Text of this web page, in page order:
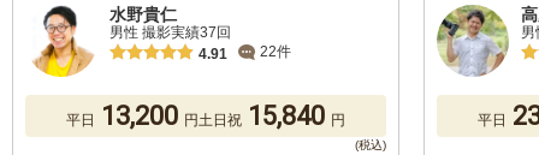
水野貴仁
男性 撮影実績37回
4.91
22件
平日 13,200 円土日祝 15,840 円 平日